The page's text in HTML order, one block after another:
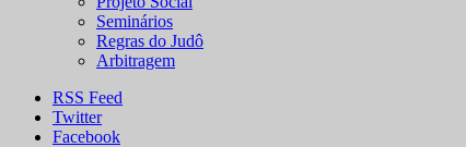
Seminários
Regras do Judô
Arbitragem
RSS Feed
Twitter
Facebook